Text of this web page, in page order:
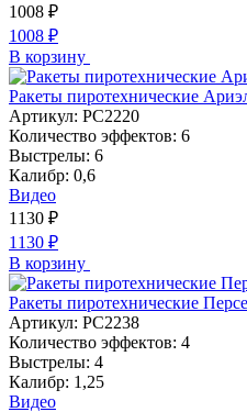
1008 ₽
1008 ₽
В корзину
Ракеты пиротехнические
Артикул: РС2220
Количество эффектов: 6
Выстрелы: 6
Калибр: 0,6
Видео
1130 ₽
1130 ₽
В корзину
Ракеты пиротехнические
Артикул: РС2238
Количество эффектов: 4
Выстрелы: 4
Калибр: 1,25
Видео